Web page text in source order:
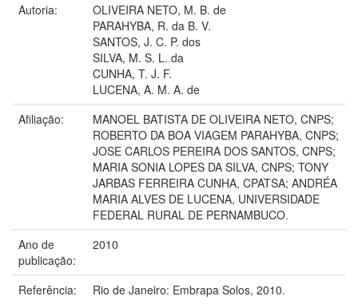
Autoria:
OLIVEIRA NETO, M. B. de
PARAHYBA, R. da B. V.
SANTOS, J. C. P. dos
SILVA, M. S. L. da
CUNHA, T. J. F.
LUCENA, A. M. A. de
Afiliação:
MANOEL BATISTA DE OLIVEIRA NETO, CNPS;
ROBERTO DA BOA VIAGEM PARAHYBA, CNPS;
JOSE CARLOS PEREIRA DOS SANTOS, CNPS;
MARIA SONIA LOPES DA SILVA, CNPS; TONY
JARBAS FERREIRA CUNHA, CPATSA; ANDRÉA
MARIA ALVES DE LUCENA, UNIVERSIDADE
FEDERAL RURAL DE PERNAMBUCO.
Ano de
publicação:
2010
Referência:
Rio de Janeiro: Embrapa Solos, 2010.